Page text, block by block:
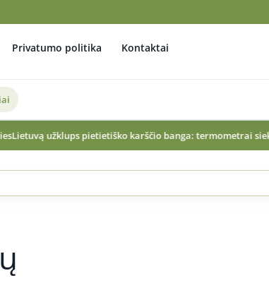
Privatumo politika Kontaktai
karščio banga: termometrai sieks net 36 laipsnius